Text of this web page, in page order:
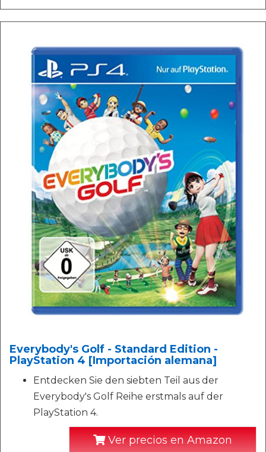
Everybody's Golf - Standard Edition -
PlayStation 4 [Importación alemana]
Entdecken Sie den siebten Teil aus der
Everybody's Golf Reihe erstmals auf der
PlayStation 4.
Ver precios en Amazon